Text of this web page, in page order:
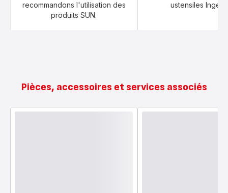
recommandons l'utilisation des
produits SUN.
ustensiles
Pièces, accessoires et services associés